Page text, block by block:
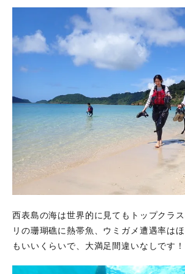
西表島の海は世界的に見てもトップクラ
リの珊瑚礁に熱帯魚、ウミガメ遭遇率は
もいいくらいで、大満足間違いなしです！